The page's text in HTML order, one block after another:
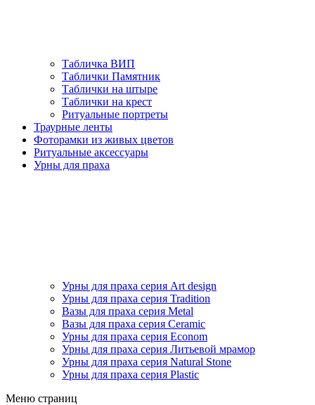
Табличка ВИП
Таблички Памятник
Таблички на штыре
Таблички на крест
Ритуальные портреты
Траурные ленты
Фоторамки из живых цветов
Ритуальные аксессуары
Урны для праха
Урны для праха серия Art design
Урны для праха серия Tradition
Вазы для праха серия Metal
Вазы для праха серия Ceramic
Урны для праха серия Econom
Урны для праха серия Литьевой мрамор
Урны для праха серия Natural Stone
Урны для праха серия Plastic
Меню страниц